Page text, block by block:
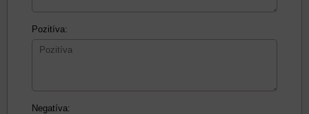
Pozitíva:
Negatíva: